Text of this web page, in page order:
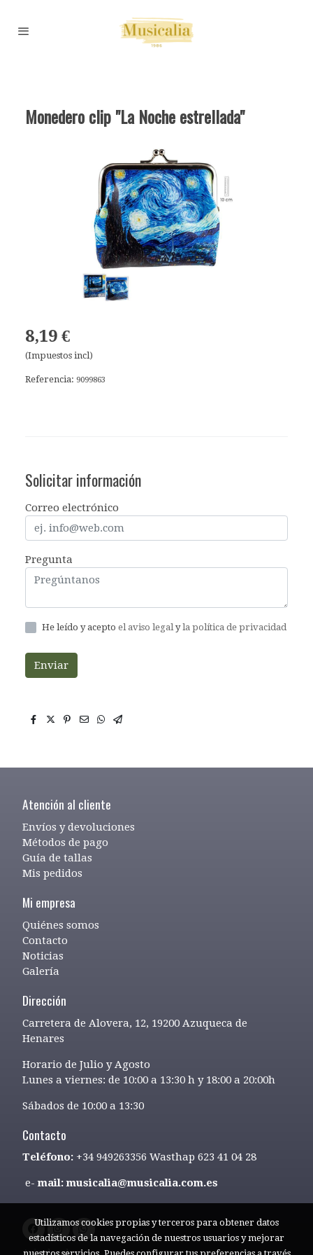
Monedero clip "La Noche estrellada"
8,19 €
(Impuestos incl)
Referencia: 9099863
Solicitar información
Correo electrónico
Pregunta
He leído y acepto el aviso legal yla política de privacidad
Enviar
Atención al cliente
Envíos y devoluciones
Métodos de pago
Guía de tallas
Mis pedidos
Mi empresa
Quiénes somos
Contacto
Noticias
Galería
Dirección
Carretera de Alovera, 12, 19200 Azuqueca de
Henares
Horario de Julio y Agosto
Lunes a viernes: de 10:00 a 13:30 h y 18:00 a 20:00h
Sábados de 10:00 a 13:30
Contacto
Teléfono: +34 949263356 Wasthap 623 41 04 28
e-mail: musicalia@musicalia.com.es
Aviso legal
Utilizamos cookies propias y terceros para obtener datos
estadísticos de la navegación de nuestros usuarios y mejorar